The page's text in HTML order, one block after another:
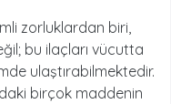
zorluklardan biri,
bu ilaçları vücutta
ulaştırabilmektedir.
birçok maddenin